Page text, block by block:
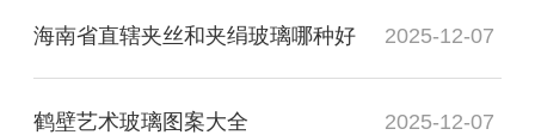
海南省直辖夹丝和夹绢玻璃哪种好 2025-12-07
鹤壁艺术玻璃图案大全 2025-12-07